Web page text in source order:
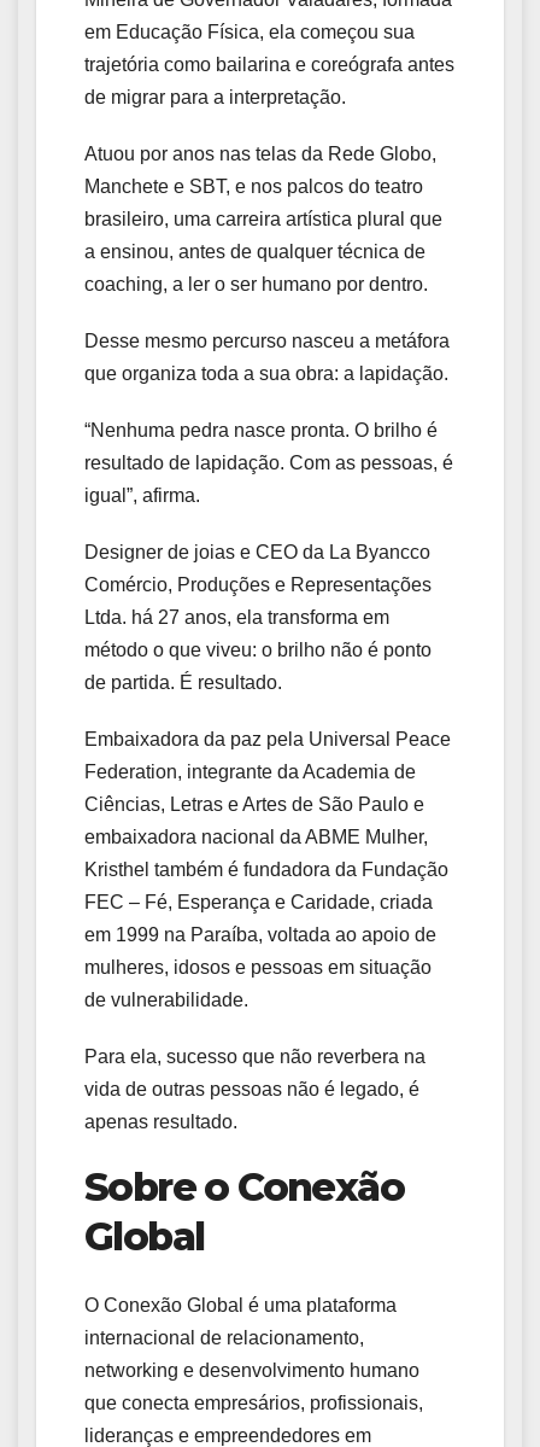
em Educação Física, ela começou sua
trajetória como bailarina e coreógrafa antes
de migrar para a interpretação.
Atuou por anos nas telas da Rede Globo,
Manchete e SBT, e nos palcos do teatro
brasileiro, uma carreira artística plural que
a ensinou, antes de qualquer técnica de
coaching, a ler o ser humano por dentro.
Desse mesmo percurso nasceu a metáfora
que organiza toda a sua obra: a lapidação.
“Nenhuma pedra nasce pronta. O brilho é
resultado de lapidação. Com as pessoas, é
igual”, afirma.
Designer de joias e CEO da La Byancco
Comércio, Produções e Representações
Ltda. há 27 anos, ela transforma em
método o que viveu: o brilho não é ponto
de partida. É resultado.
Embaixadora da paz pela Universal Peace
Federation, integrante da Academia de
Ciências, Letras e Artes de São Paulo e
embaixadora nacional da ABME Mulher,
Kristhel também é fundadora da Fundação
FEC – Fé, Esperança e Caridade, criada
em 1999 na Paraíba, voltada ao apoio de
mulheres, idosos e pessoas em situação
de vulnerabilidade.
Para ela, sucesso que não reverbera na
vida de outras pessoas não é legado, é
apenas resultado.
Sobre o Conexão
Global
O Conexão Global é uma plataforma
internacional de relacionamento,
networking e desenvolvimento humano
que conecta empresários, profissionais,
lideranças e empreendedores em